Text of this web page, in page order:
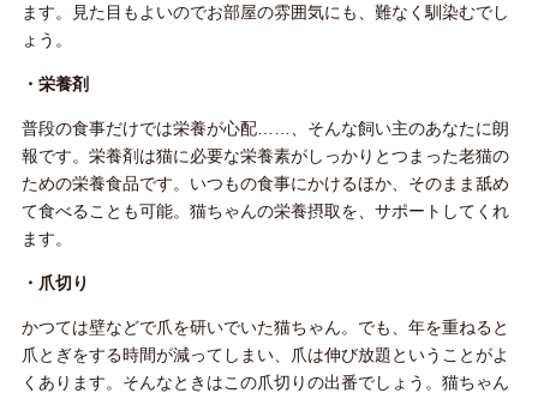
ます。見た目もよいのでお部屋の雰囲気にも、難なく馴染むでし
ょう。
・栄養剤
普段の食事だけでは栄養が心配……、そんな飼い主のあなたに朗
報です。栄養剤は猫に必要な栄養素がしっかりとつまった老猫の
ための栄養食品です。いつもの食事にかけるほか、そのまま舐め
て食べることも可能。猫ちゃんの栄養摂取を、サポートしてくれ
ます。
・爪切り
かつては壁などで爪を研いでいた猫ちゃん。でも、年を重ねると
爪とぎをする時間が減ってしまい、爪は伸び放題ということがよ
くあります。そんなときはこの爪切りの出番でしょう。猫ちゃん